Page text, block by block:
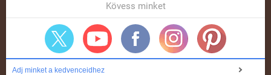
Kövess minket
Adj minket a kedvenceidhez